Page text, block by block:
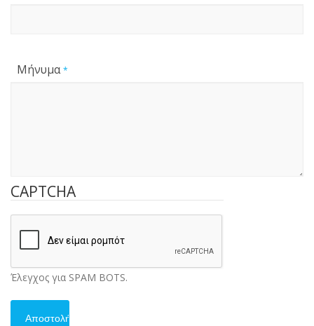
Μήνυμα*
CAPTCHA
Έλεγχος για SPAM BOTS.